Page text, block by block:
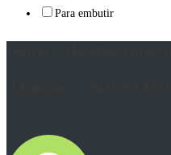
Para embutir